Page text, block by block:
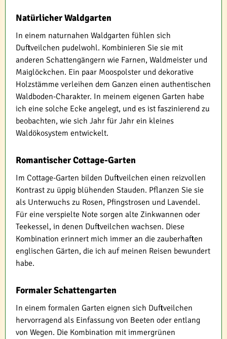
Natürlicher Waldgarten
In einem naturnahen Waldgarten fühlen sich
Duftveilchen pudelwohl. Kombinieren Sie sie mit
anderen Schattengängern wie Farnen, Waldmeister und
Maiglöckchen. Ein paar Moospolster und dekorative
Holzstämme verleihen dem Ganzen einen authentischen
Waldboden-Charakter. In meinem eigenen Garten habe
ich eine solche Ecke angelegt, und es ist faszinierend zu
beobachten, wie sich Jahr für Jahr ein kleines
Waldökosystem entwickelt.
Romantischer Cottage-Garten
Im Cottage-Garten bilden Duftveilchen einen reizvollen
Kontrast zu üppig blühenden Stauden. Pflanzen Sie sie
als Unterwuchs zu Rosen, Pfingstrosen und Lavendel.
Für eine verspielte Note sorgen alte Zinkwannen oder
Teekessel, in denen Duftveilchen wachsen. Diese
Kombination erinnert mich immer an die zauberhaften
englischen Gärten, die ich auf meinen Reisen bewundert
habe.
Formaler Schattengarten
In einem formalen Garten eignen sich Duftveilchen
hervorragend als Einfassung von Beeten oder entlang
von Wegen. Die Kombination mit immergrünen